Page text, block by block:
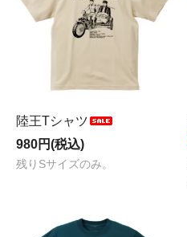
陸王Tシャツ
980円(税込)
残りSサイズのみ。